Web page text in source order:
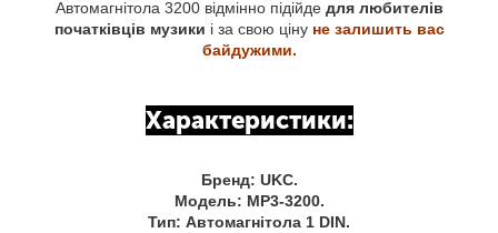
Автомагнітола 3200 відмінно підійде для любителів
початківців музики і за свою ціну не залишить вас
байдужими.
Характеристики:
Бренд: UKC.
Модель: MP3-3200.
Тип: Автомагнітола 1 DIN.